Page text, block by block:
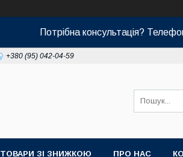
Потрібна консультація?
+380 (95) 042-04-59
ТОВАРИ ЗІ ЗНИЖКОЮ ПРО НАС